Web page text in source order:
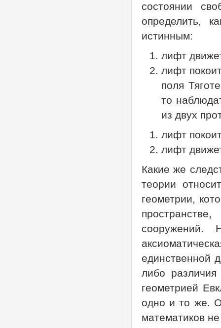
состоянии
определить,
истинным:
лифт
лифт
поля
то
из двух
лифт
лифт
Какие же
теории
геометрии,
сооружений.
единственной
либо
геометрией
одно и то же.
математиков